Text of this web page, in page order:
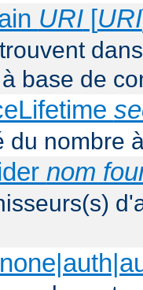
URI[URI
base de
du nombre
nom